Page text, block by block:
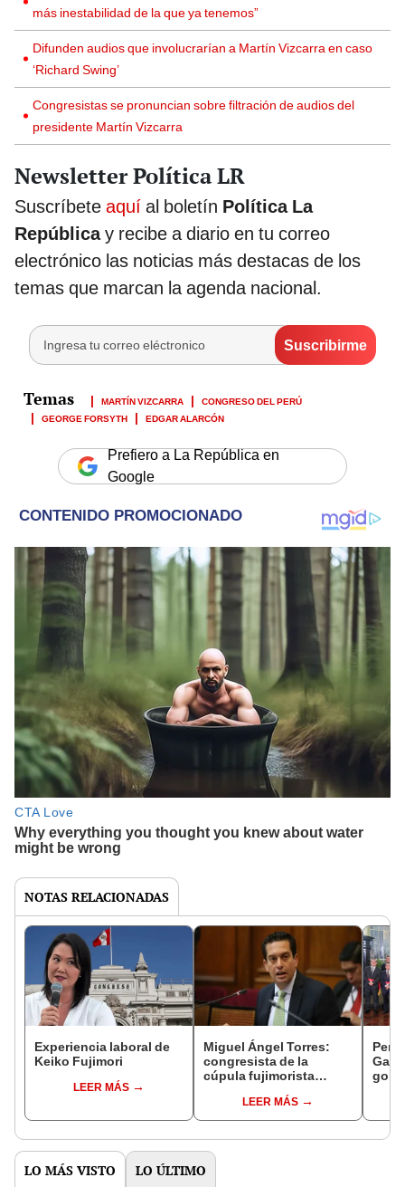
más inestabilidad de la que ya tenemos”
Difunden audios que involucrarían a Martín Vizcarra en caso
‘Richard Swing’
Congresistas se pronuncian sobre filtración de audios del
presidente Martín Vizcarra
Newsletter Política LR
Suscríbete aquí al boletín Política La
Repúblicay recibe a diario en tu correo
electrónico las noticias más destacas de los
temas que marcan la agenda nacional.
MARTÍN VIZCARRA
CONGRESO DEL PERÚ
GEORGE FORSYTH
EDGAR ALARCÓN
Prefiero a La República en
Google
NOTAS RELACIONADAS
Experiencia laboral de
Keiko Fujimori
LEER MÁS
Miguel Ángel Torres:
congresista de la
cúpula fujimorista
del SenadoLEER MÁS
LO MÁS VISTO LO ÚLTIMO